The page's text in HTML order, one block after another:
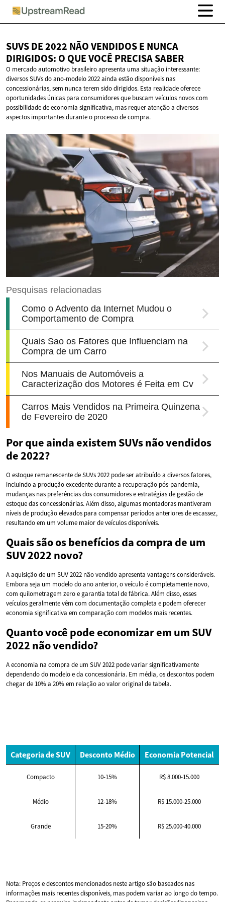
SUVS DE 2022 NÃO VENDIDOS E NUNCA
DIRIGIDOS: O QUE VOCÊ PRECISA SABER
O mercado automotivo brasileiro apresenta uma situação interessante:
diversos SUVs do ano-modelo 2022 ainda estão disponíveis nas
concessionárias, sem nunca terem sido dirigidos. Esta realidade oferece
oportunidades únicas para consumidores que buscam veículos novos com
possibilidade de economia significativa, mas requer atenção a diversos
aspectos importantes durante o processo de compra.
Por que ainda existem SUVs não vendidos
de 2022?
O estoque remanescente de SUVs 2022 pode ser atribuído a diversos fatores,
incluindo a produção excedente durante a recuperação pós-pandemia,
mudanças nas preferências dos consumidores e estratégias de gestão de
estoque das concessionárias. Além disso, algumas montadoras mantiveram
níveis de produção elevados para compensar períodos anteriores de escassez,
resultando em um volume maior de veículos disponíveis.
Quais são os benefícios da compra de um
SUV 2022 novo?
A aquisição de um SUV 2022 não vendido apresenta vantagens consideráveis.
Embora seja um modelo do ano anterior, o veículo é completamente novo,
com quilometragem zero e garantia total de fábrica. Além disso, esses
veículos geralmente vêm com documentação completa e podem oferecer
economia significativa em comparação com modelos mais recentes.
Quanto você pode economizar em um SUV
2022 não vendido?
A economia na compra de um SUV 2022 pode variar significativamente
dependendo do modelo e da concessionária. Em média, os descontos podem
chegar de 10% a 20% em relação ao valor original de tabela.
Categoria de SUV Desconto Médio Economia Potencial
Compacto 10-15% R$ 8.000-15.000
Médio 12-18% R$ 15.000-25.000
Grande 15-20% R$ 25.000-40.000
Nota: Preços e descontos mencionados neste artigo são baseados nas
informações mais recentes disponíveis, mas podem variar ao longo do tempo.